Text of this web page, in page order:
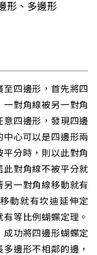
形、多邊形
四邊形，首先將四
對角線被另一對角
四邊形，發現四邊
心可以是四邊形兩
分時，則以此對角
此對角線不被平分就
一對角線移動就有
動就有坎迪延伸定
等比例蝴蝶定理。
功將四邊形蝴蝶定
邊形不相鄰的邊，